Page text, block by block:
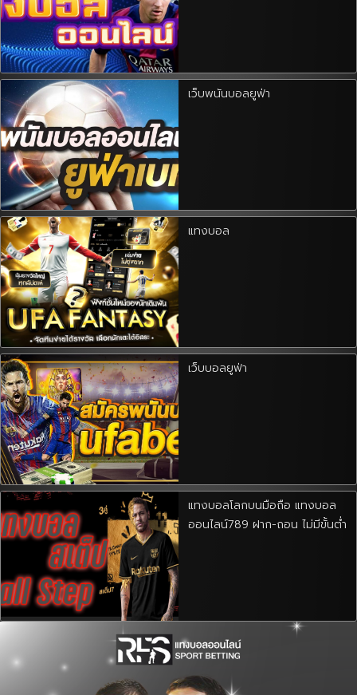
เว็บพนันบอลยูฟ่า
แทงบอล
เว็บบอลยูฟ่า
แทงบอลโลกบนมือถือ แทงบอล
ออนไลน์789 ฝาก-ถอน ไม่มีขั้นต่ำ